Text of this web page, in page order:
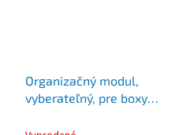
Organizačný modul,
vyberateľný, pre boxy
SMARTSTORE, priehľadný